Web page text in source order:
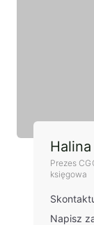
Prezes
księgowa
Napisz